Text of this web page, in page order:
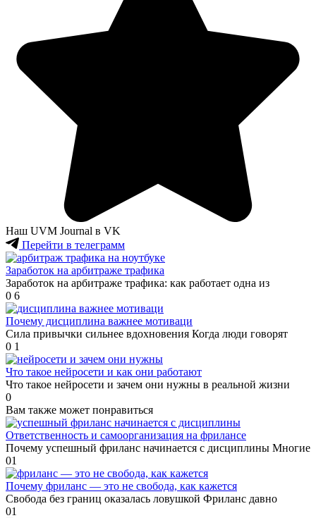
Наш UVM Journal в VK
Перейти в телеграмм
Заработок на арбитраже трафика
Заработок на арбитраже трафика: как работает одна из
0 6
Почему дисциплина важнее мотиваци
Сила привычки сильнее вдохновения Когда люди говорят
0 1
Что такое нейросети и как они работают
Что такое нейросети и зачем они нужны в реальной жизни
0
Вам также может понравиться
Ответственность и самоорганизация на фрилансе
Почему успешный фриланс начинается с дисциплины Многие
01
Почему фриланс — это не свобода, как кажется
Свобода без границ оказалась ловушкой Фриланс давно
01